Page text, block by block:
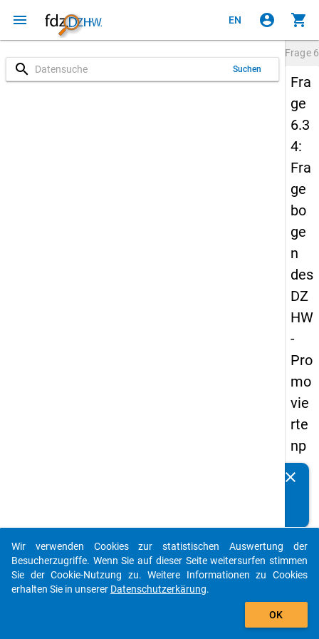
menu EN account_circle shopping_cart
search Suchen
Frage
Fra
ge
6.3
4:
Fra
ge
bo
ge
n
des
DZ
HW
-
Pro
mo
vie
rte
np
an
14
-
zw
clear
auto_stories
add_shopping_cart
Wir verwenden Cookies zur statistischen Auswertung der
Besucherzugriffe. Wenn Sie auf dieser Seite weitersurfen stimmen
Sie der Cookie-Nutzung zu. Weitere Informationen zu Cookies
erhalten Sie in unserer Datenschutzerkärung.
OK